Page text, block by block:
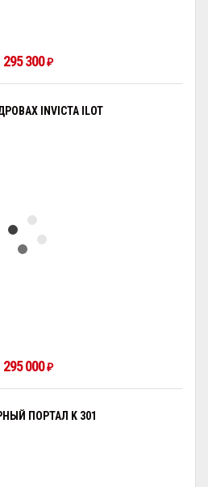
295 300₽
INVICTA ILOT
295 000₽
ПОРТАЛ K 301